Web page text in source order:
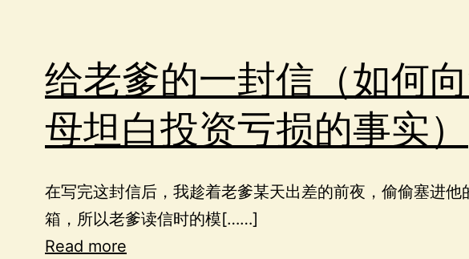
给老爹的一封信（如何
母坦白投资亏损的事实）
在写完这封信后，我趁着老爹某天出差的前夜，偷偷塞进他
箱，所以老爹读信时的模[……]
Read more